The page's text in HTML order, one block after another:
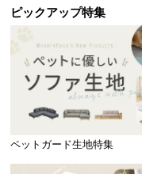
サビを防ぐパウダー
ピックアップ特集
ペットガード生地特集